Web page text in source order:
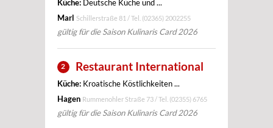
Küche: Deutsche Küche und ...
Marl Schillerstraße 81 / Tel. (02365) 2002255
gültig für die Saison Kulinaris Card 2026
2 Restaurant International
Küche: Kroatische Köstlichkeiten ...
Hagen Rummenohler Straße 73 / Tel. (02355) 6765
gültig für die Saison Kulinaris Card 2026